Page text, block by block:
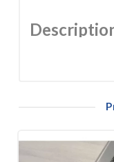
une jonction nette
vers parquet ou